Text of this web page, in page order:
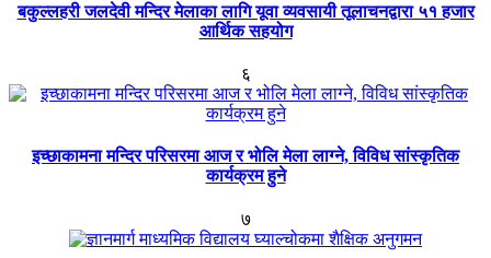
बकुल्लहरी जलदेवी मन्दिर मेलाका लागि यूवा व्यवसायी तूलाचनद्वारा ५१ हजार
आर्थिक सहयोग
६
इच्छाकामना मन्दिर परिसरमा आज र भोलि मेला लाग्ने, विविध सांस्कृतिक
कार्यक्रम हुने
७